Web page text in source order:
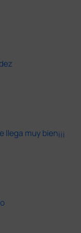
muy bien¡¡¡